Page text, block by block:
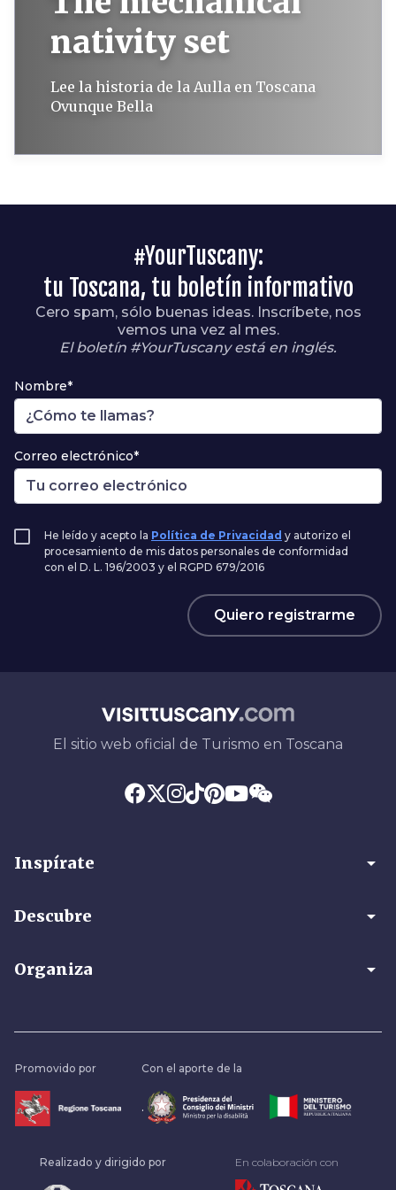
nativity set
Lee la historia de la Aulla en Toscana
Ovunque Bella
#YourTuscany:
tu Toscana, tu boletín informativo
Cero spam, sólo buenas ideas. Inscríbete, nos
vemos una vez al mes.
El boletín #YourTuscany está en inglés.
Nombre*
Correo electrónico*
He leído y acepto la Política de Privacidad y autorizo el
procesamiento de mis datos personales de conformidad
con el D. L. 196/2003 y el RGPD 679/2016
Quiero registrarme
El sitio web oficial de Turismo en Toscana
Inspírate arrow_drop_down
Descubre arrow_drop_down
Organiza arrow_drop_down
Promovido por Con el aporte de la
.
Realizado y dirigido por En colaboración con